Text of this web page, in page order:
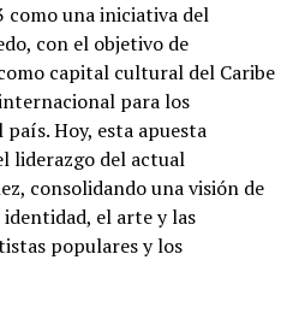
como una iniciativa del
con el objetivo de
capital cultural del Caribe
para los
Hoy, esta apuesta
liderazgo del actual
consolidando una visión de
el arte y las
populares y los